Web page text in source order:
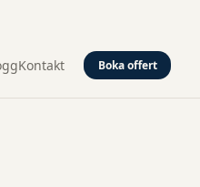
Kontakt Boka offert